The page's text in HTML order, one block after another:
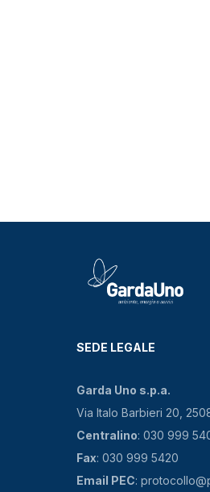
SEDE LEGALE
Garda Uno s.p.a.
Via Italo Barbieri 20,
Centralino: 030 999
Fax: 030 999 5420
Email PEC: